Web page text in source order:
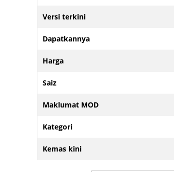
Versi terkini
Dapatkannya
Harga
Saiz
Maklumat MOD
Kategori
Kemas kini